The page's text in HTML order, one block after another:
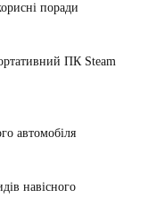
поради
ПК Steam
автомобіля
навісного